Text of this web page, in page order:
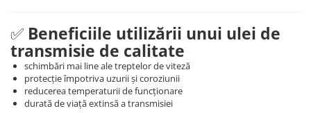
✅ Beneficiile utilizării unui ulei de
transmisie de calitate
schimbări mai line ale treptelor de viteză
protecție împotriva uzurii și coroziunii
reducerea temperaturii de funcționare
durată de viață extinsă a transmisiei